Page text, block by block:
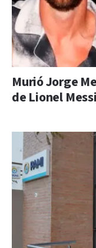
Murió Jorge
de Lionel